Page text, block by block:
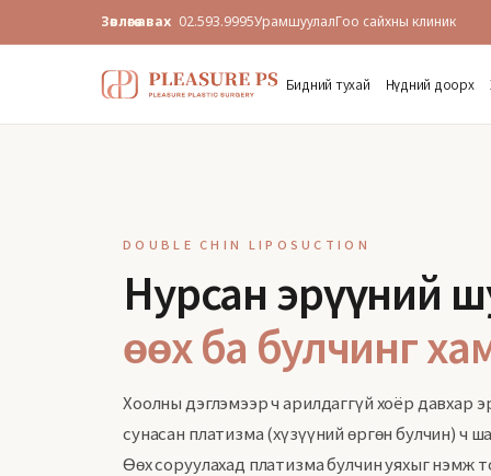
Зөвлөгөө авах 02.593.9995УрамшуулалГоо сайхны клиник
Бидний тухай Нүдний доорх
DOUBLE CHIN LIPOSUCTION
Нурсан эрүүний
өөх ба булчинг
Хоолны дэглэмээр ч арилдаггүй хоёр давхар
сунасан платизма (хүзүүний өргөн булчин) ч
Өөх соруулахад платизма булчин уяхыг нэмж